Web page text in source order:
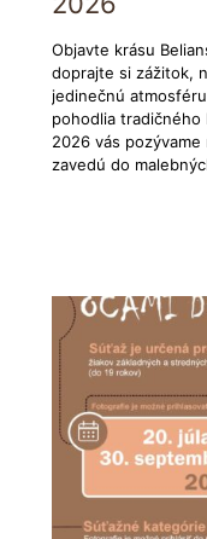
Objavte krásu
doprajte si zážitok,
jedinečnú
pohodlia
2026 vás
zavedú do